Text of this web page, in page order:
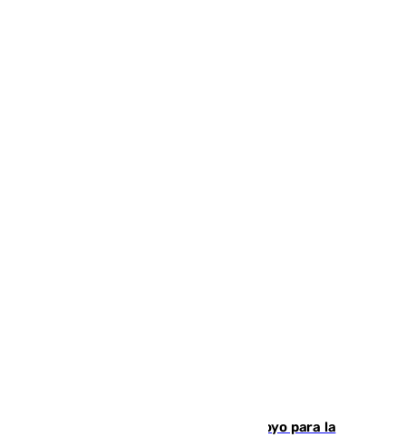
Venezuela agradece a España su apoyo para la